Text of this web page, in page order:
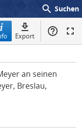
search Suchen
Export
an seinen
Breslau,